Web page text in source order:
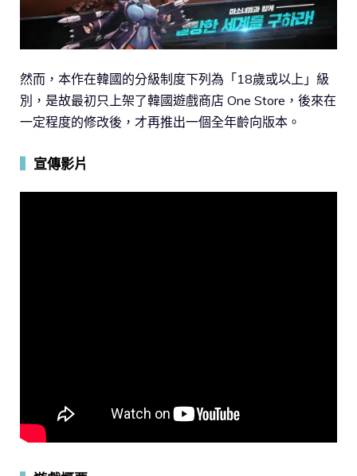
然而，本作在韓國的分級制度下列為「18歲或以上」級
別，是故最初只上架了韓國遊戲商店 One Store，後來在
一定程度的修改後，才再推出一個全年齡向版本。
宣傳影片